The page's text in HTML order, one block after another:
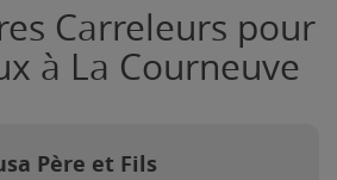
Carreleurs pour
à La Courneuve
Père et Fils